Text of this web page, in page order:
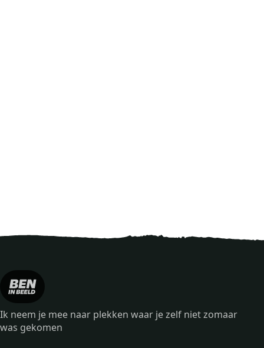
Ik neem je mee naar plekken waar je zelf niet zomaar
was gekomen